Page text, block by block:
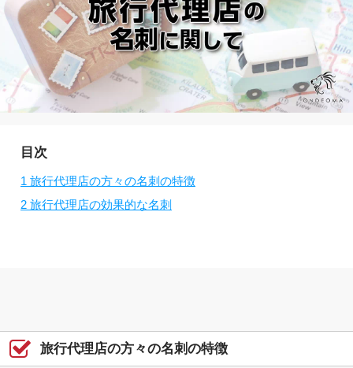
目次
1 旅行代理店の方々の名刺の特徴
2 旅行代理店の効果的な名刺
旅行代理店の方々の名刺の特徴